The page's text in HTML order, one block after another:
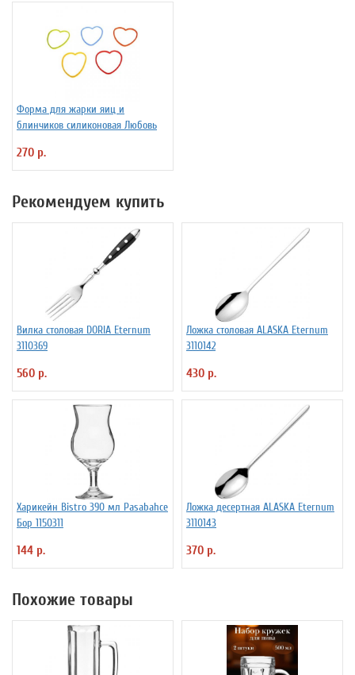
Форма для жарки яиц и
блинчиков силиконовая Любовь
270 р.
Рекомендуем купить
Вилка столовая DORIA Eternum
3110369
560 р.
Ложка столовая ALASKA Eternum
3110142
430 р.
Харикейн Bistro 390 мл Pasabahce
Бор 1150311
144 р.
Ложка десертная ALASKA Eternum
3110143
370 р.
Похожие товары